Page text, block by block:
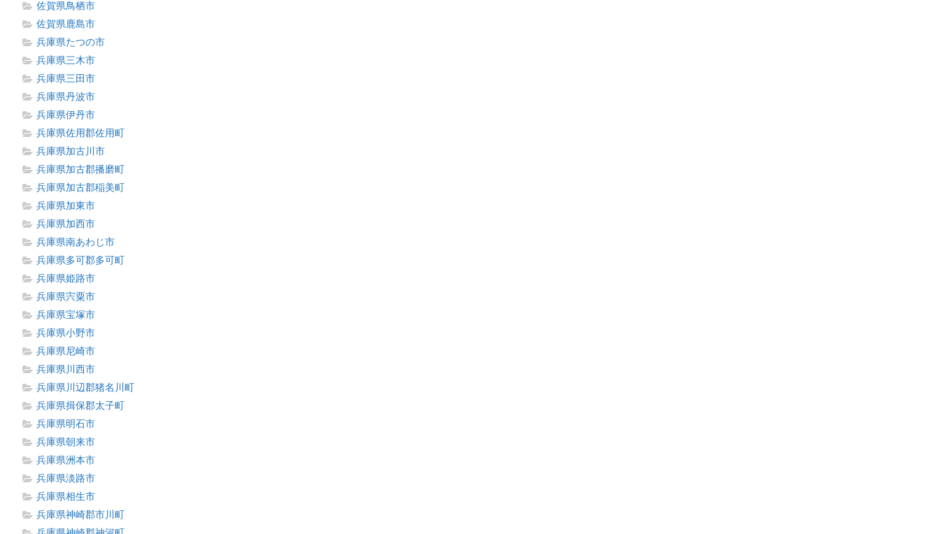
佐賀県鳥栖市
佐賀県鹿島市
兵庫県たつの市
兵庫県三木市
兵庫県三田市
兵庫県丹波市
兵庫県伊丹市
兵庫県佐用郡佐用町
兵庫県加古川市
兵庫県加古郡播磨町
兵庫県加古郡稲美町
兵庫県加東市
兵庫県加西市
兵庫県南あわじ市
兵庫県多可郡多可町
兵庫県姫路市
兵庫県宍粟市
兵庫県宝塚市
兵庫県小野市
兵庫県尼崎市
兵庫県川西市
兵庫県川辺郡猪名川町
兵庫県揖保郡太子町
兵庫県明石市
兵庫県朝来市
兵庫県洲本市
兵庫県淡路市
兵庫県相生市
兵庫県神崎郡市川町